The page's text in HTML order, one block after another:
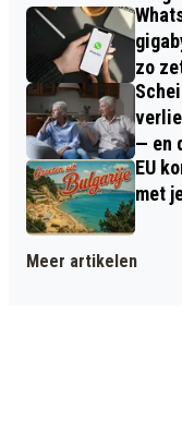
zo
— en
EU
met
Meer artikelen